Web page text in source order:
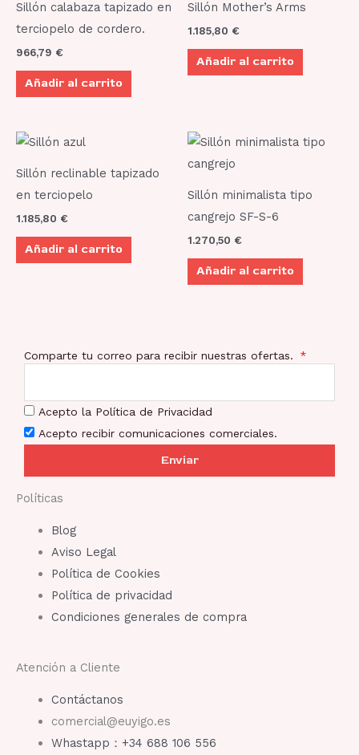
Sillón calabaza tapizado en
terciopelo de cordero.
966,79 €
Añadir al carrito
Sillón Mother’s Arms
1.185,80 €
Añadir al carrito
Sillón reclinable tapizado
en terciopelo
1.185,80 €
Añadir al carrito
Sillón minimalista tipo
cangrejo SF-S-6
1.270,50 €
Añadir al carrito
Comparte tu correo para recibir nuestras ofertas.
Acepto la Política de Privacidad
Acepto recibir comunicaciones comerciales.
Enviar
Políticas
Blog
Aviso Legal
Política de Cookies
Política de privacidad
Condiciones generales de compra
Atención a Cliente
Contáctanos
comercial@euyigo.es
Whastapp：+34 688 106 556